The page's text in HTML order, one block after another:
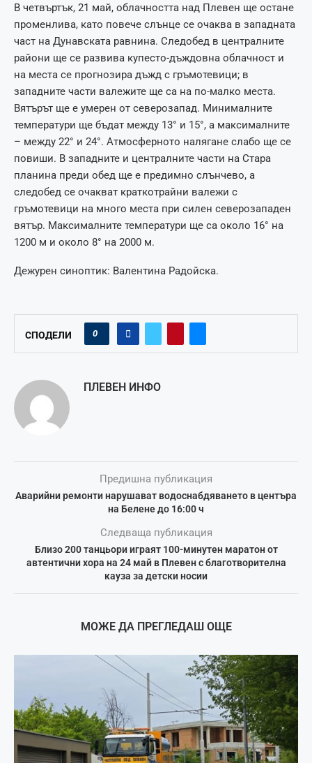
В четвъртък, 21 май, облачността над Плевен ще остане
променлива, като повече слънце се очаква в западната
част на Дунавската равнина. Следобед в централните
райони ще се развива купесто-дъждовна облачност и
на места се прогнозира дъжд с гръмотевици; в
западните части валежите ще са на по-малко места.
Вятърът ще е умерен от северозапад. Минималните
температури ще бъдат между 13° и 15°, а максималните
– между 22° и 24°. Атмосферното налягане слабо ще се
повиши. В западните и централните части на Стара
планина преди обед ще е предимно слънчево, а
следобед се очакват краткотрайни валежи с
гръмотевици на много места при силен северозападен
вятър. Максималните температури ще са около 16° на
1200 м и около 8° на 2000 м.
Дежурен синоптик: Валентина Радойска.
СПОДЕЛИ 0
ПЛЕВЕН ИНФО
Предишна публикация
Аварийни ремонти нарушават водоснабдяването в центъра
на Белене до 16:00 ч
Следваща публикация
Близо 200 танцьори играят 100-минутен маратон от
автентични хора на 24 май в Плевен с благотворителна
кауза за детски носии
МОЖЕ ДА ПРЕГЛЕДАШ ОЩЕ